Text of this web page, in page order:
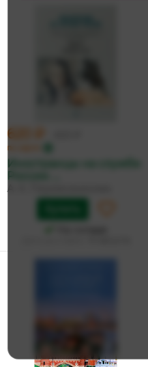
620 ₽
по карте
Иностранцы на службе
России. ...
А. К. Перевозникова